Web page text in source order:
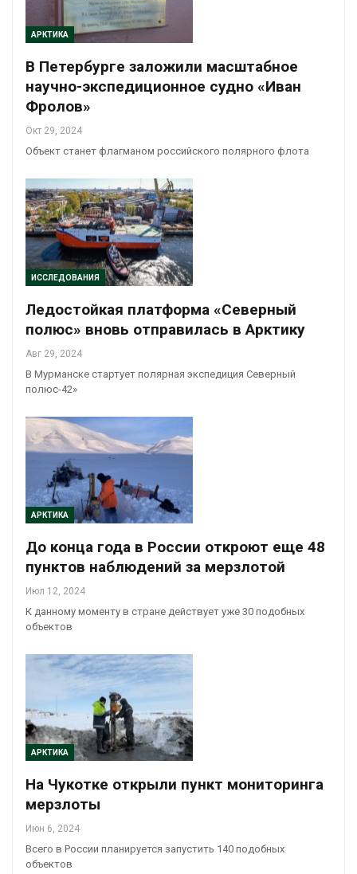
АРКТИКА
В Петербурге заложили масштабное
научно-экспедиционное судно «Иван
Фролов»
Окт 29, 2024
Объект станет флагманом российского полярного флота
ИССЛЕДОВАНИЯ
Ледостойкая платформа «Северный
полюс» вновь отправилась в Арктику
Авг 29, 2024
В Мурманске стартует полярная экспедиция Северный
полюс-42»
АРКТИКА
До конца года в России откроют еще 48
пунктов наблюдений за мерзлотой
Июл 12, 2024
К данному моменту в стране действует уже 30 подобных
объектов
АРКТИКА
На Чукотке открыли пункт мониторинга
мерзлоты
Июн 6, 2024
Всего в России планируется запустить 140 подобных
объектов